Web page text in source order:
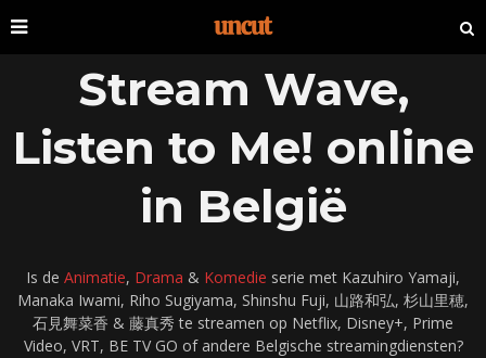
Stream Wave,
Listen to Me! online
in België
Is de Animatie, Drama & Komedie serie met Kazuhiro Yamaji,
Manaka Iwami, Riho Sugiyama, Shinshu Fuji, 山路和弘, 杉山里穂,
石見舞菜香 & 藤真秀 te streamen op Netflix, Disney+, Prime
Video, VRT, BE TV GO of andere Belgische streamingdiensten?